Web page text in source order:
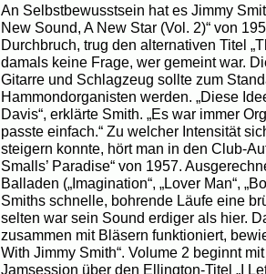
An Selbstbewusstsein hat es Jimmy
New Sound, A New Star (Vol. 2)“ von
Durchbruch, trug den alternativen Titel
damals keine Frage, wer gemeint war.
Gitarre und Schlagzeug sollte zum
Hammondorganisten werden. „Diese
Davis“, erklärte Smith. „Es war immer
passte einfach.“ Zu welcher Intensität
steigern konnte, hört man in den Club-
Smalls’ Paradise“ von 1957.
Balladen („Imagination“, „Lover Man“,
Smiths schnelle, bohrende Läufe eine
selten war sein Sound erdiger als hier.
zusammen mit Bläsern funktioniert,
With Jimmy Smith“. Volume 2 beginnt
Jamsession über den Ellington-Titel „I